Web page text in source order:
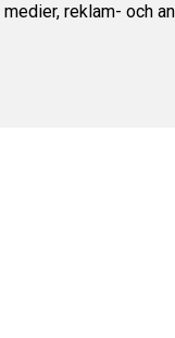
reklam- och